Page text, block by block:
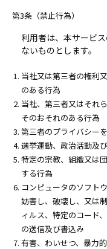
第3条（禁止行為）
利用者は、本サービ
ないものとします。
当社又は第三者の権利
のある行為
当社、第三者又はそれ
そのおそれのある行為
第三者のプライバシー
選挙運動、政治活動及
特定の宗教、組織又は
する行為
コンピュータのソフト
妨害し、破壊し、又は
ィルス、特定のコード
の送信及び書込み
有害、わいせつ、暴力